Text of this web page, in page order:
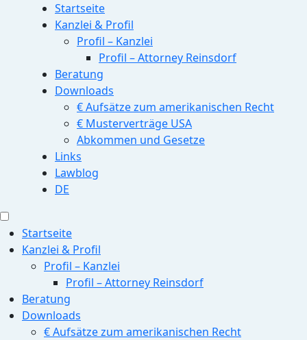
Startseite
Kanzlei & Profil
Profil – Kanzlei
Profil – Attorney Reinsdorf
Beratung
Downloads
€ Aufsätze zum amerikanischen Recht
€ Musterverträge USA
Abkommen und Gesetze
Links
Lawblog
DE
Startseite
Kanzlei & Profil
Profil – Kanzlei
Profil – Attorney Reinsdorf
Beratung
Downloads
€ Aufsätze zum amerikanischen Recht